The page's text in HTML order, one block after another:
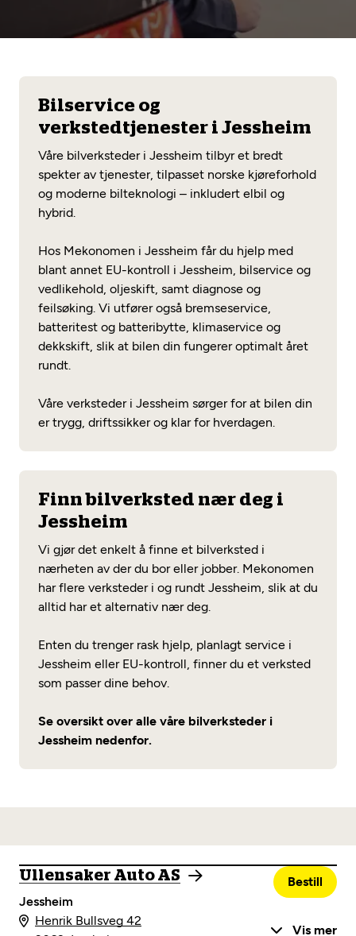
Mekonomen Fleet
Les mer
Bilservice og
verkstedtjenester i Jessheim
Våre bilverksteder i Jessheim tilbyr et bredt
spekter av tjenester, tilpasset norske kjøreforhold
og moderne bilteknologi – inkludert elbil og
hybrid.
Hos Mekonomen i Jessheim får du hjelp med
blant annet EU-kontroll i Jessheim, bilservice og
vedlikehold, oljeskift, samt diagnose og
feilsøking. Vi utfører også bremseservice,
batteritest og batteribytte, klimaservice og
dekkskift, slik at bilen din fungerer optimalt året
rundt.
Våre verksteder i Jessheim sørger for at bilen din
er trygg, driftssikker og klar for hverdagen.
Finn bilverksted nær deg i
Jessheim
Vi gjør det enkelt å finne et bilverksted i
nærheten av der du bor eller jobber. Mekonomen
har flere verksteder i og rundt Jessheim, slik at du
alltid har et alternativ nær deg.
Enten du trenger rask hjelp, planlagt service i
Jessheim eller EU-kontroll, finner du et verksted
som passer dine behov.
Se oversikt over alle våre bilverksteder i
Jessheim nedenfor.
Ullensaker Auto AS
Jessheim
Bestill
Henrik Bullsveg 42
Vis mer